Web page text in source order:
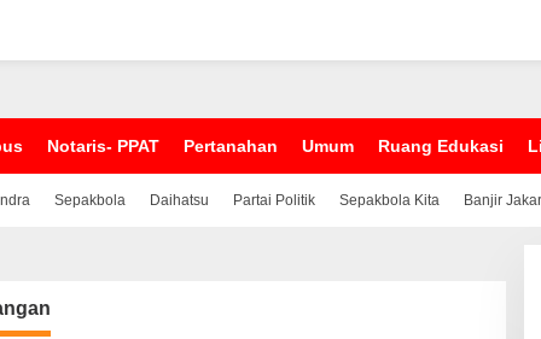
Notaris- PPAT Pertanahan Umum Ruang Edukasi
Sepakbola Daihatsu Partai Politik Sepakbola Kita Banjir